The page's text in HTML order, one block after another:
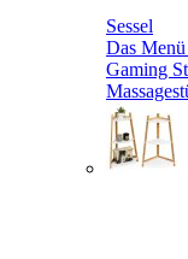
Sessel
Das
Gaming